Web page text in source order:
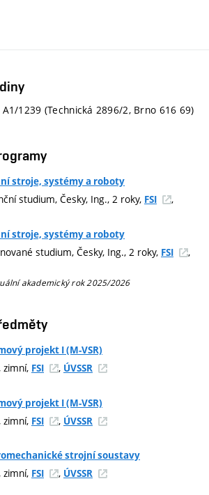
A1/1239 (Technická 2896/2, Brno 616 69)
stroje, systémy a roboty
studium, Česky, Ing., 2 roky, FSI ,
stroje, systémy a roboty
studium, Česky, Ing., 2 roky, FSI ,
akademický rok 2025/2026
projekt I (M-VSR)
zimní, FSI , ÚVSSR
projekt I (M-VSR)
zimní, FSI , ÚVSSR
strojní soustavy
zimní, FSI , ÚVSSR